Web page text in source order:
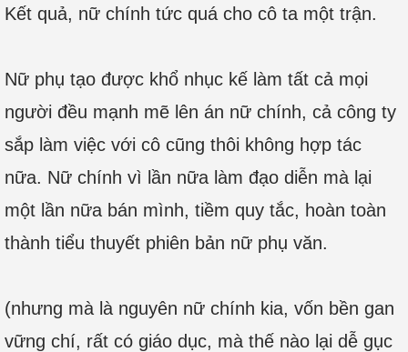
Kết quả, nữ chính tức quá cho cô ta một trận.
Nữ phụ tạo được khổ nhục kế làm tất cả mọi
người đều mạnh mẽ lên án nữ chính, cả công ty
sắp làm việc với cô cũng thôi không hợp tác
nữa. Nữ chính vì lần nữa làm đạo diễn mà lại
một lần nữa bán mình, tiềm quy tắc, hoàn toàn
thành tiểu thuyết phiên bản nữ phụ văn.
(nhưng mà là nguyên nữ chính kia, vốn bền gan
vững chí, rất có giáo dục, mà thế nào lại dễ gục